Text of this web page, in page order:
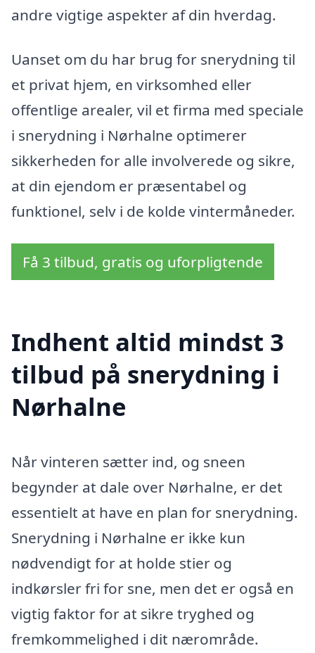
andre vigtige aspekter af din hverdag.
Uanset om du har brug for snerydning til
et privat hjem, en virksomhed eller
offentlige arealer, vil et firma med speciale
i snerydning i Nørhalne optimerer
sikkerheden for alle involverede og sikre,
at din ejendom er præsentabel og
funktionel, selv i de kolde vintermåneder.
Få 3 tilbud, gratis og uforpligtende
Indhent altid mindst 3
tilbud på snerydning i
Nørhalne
Når vinteren sætter ind, og sneen
begynder at dale over Nørhalne, er det
essentielt at have en plan for snerydning.
Snerydning i Nørhalne er ikke kun
nødvendigt for at holde stier og
indkørsler fri for sne, men det er også en
vigtig faktor for at sikre tryghed og
fremkommelighed i dit nærområde.